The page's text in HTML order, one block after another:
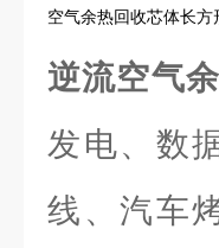
空气余热回收芯体长
逆流空气
发电、数
线、汽车